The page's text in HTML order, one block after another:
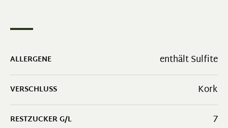
ALLERGENE enthält Sulfite
VERSCHLUSS Kork
RESTZUCKER G/L 7